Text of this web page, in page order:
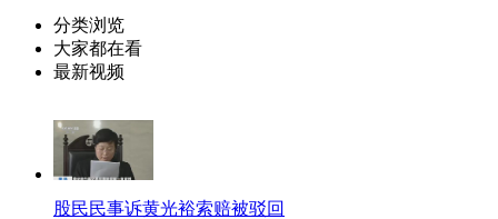
分类浏览
大家都在看
最新视频
股民民事诉黄光裕索赔被驳回